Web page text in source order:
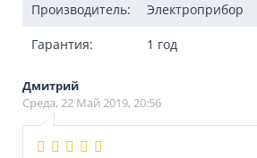
Производитель: Электроприбор
Гарантия: 1 год
Дмитрий
Среда, 22 Май 2019, 20:56